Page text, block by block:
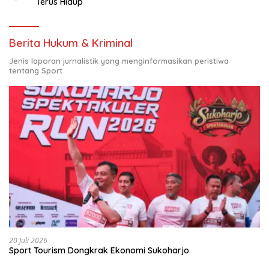
Berita Hukum & Kriminal
Jenis laporan jurnalistik yang menginformasikan peristiwa
tentang Sport
20 Juli 2026
Sport Tourism Dongkrak Ekonomi Sukoharjo